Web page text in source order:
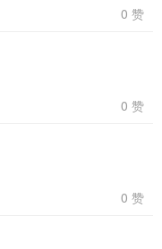
0 赞
0 赞
0 赞